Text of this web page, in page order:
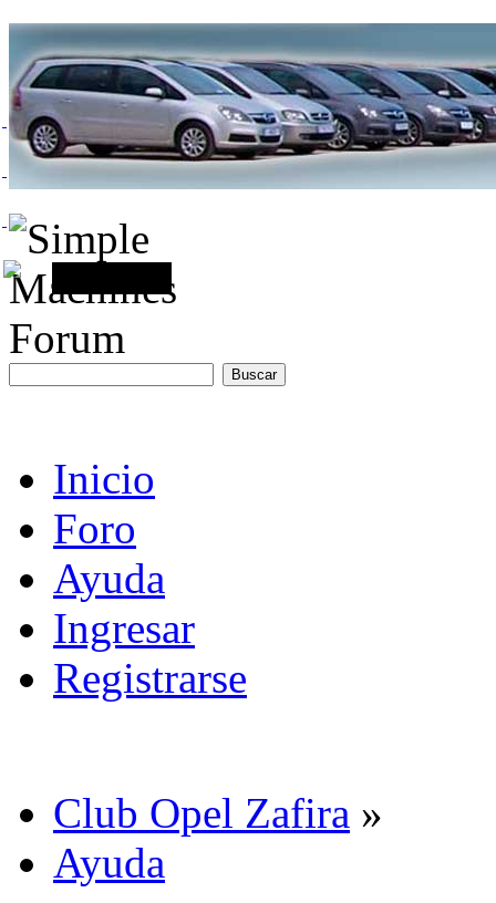
Inicio
Foro
Ayuda
Ingresar
Registrarse
Club Opel Zafira »
Ayuda